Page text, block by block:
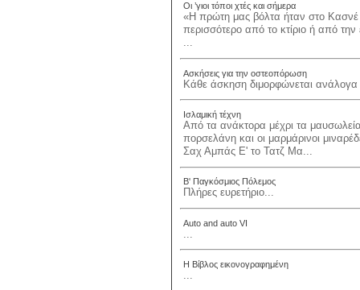
Οι ’γιοι τόποι χτές και σήμερα
«Η πρώτη μας βόλτα ήταν στο
περισσότερο από το κτίριο ή από
...
Ασκήσεις για την οστεοπόρωση
Κάθε άσκηση διμορφώνεται ανάλογα
Ισλαμική τέχνη
Από τα ανάκτορα μέχρι τα
πορσελάνη και οι μαρμάρινοι
Σαχ Αμπάς Ε' το Τατζ Μα...
Β' Παγκόσμιος Πόλεμος
Πλήρες ευρετήριο...
Auto and auto VI
Η Βίβλος εικονογραφημένη
...